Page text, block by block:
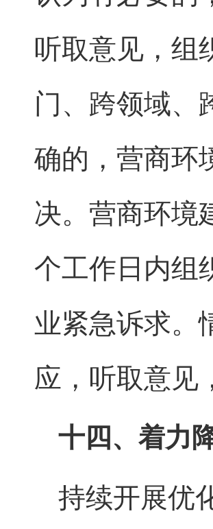
听取意见，组
门、跨领域、
确的，营商环
决。营商环境
个工作日内组
业紧急诉求。
应，听取意见
十四、着力
持续开展优